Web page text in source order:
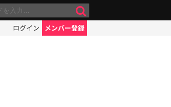
ログイン メンバー登録